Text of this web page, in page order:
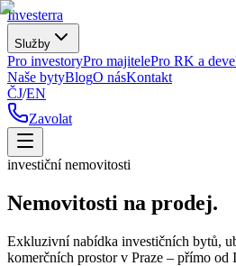
Investerra
Služby
Pro investoryPro majitelePro RK a
Naše bytyBlogO násKontakt
ČJ/EN
Zavolat
investiční nemovitosti
Nemovitosti na prodej.
Exkluzivní nabídka investičních bytů,
komerčních prostor v Praze – přímo od